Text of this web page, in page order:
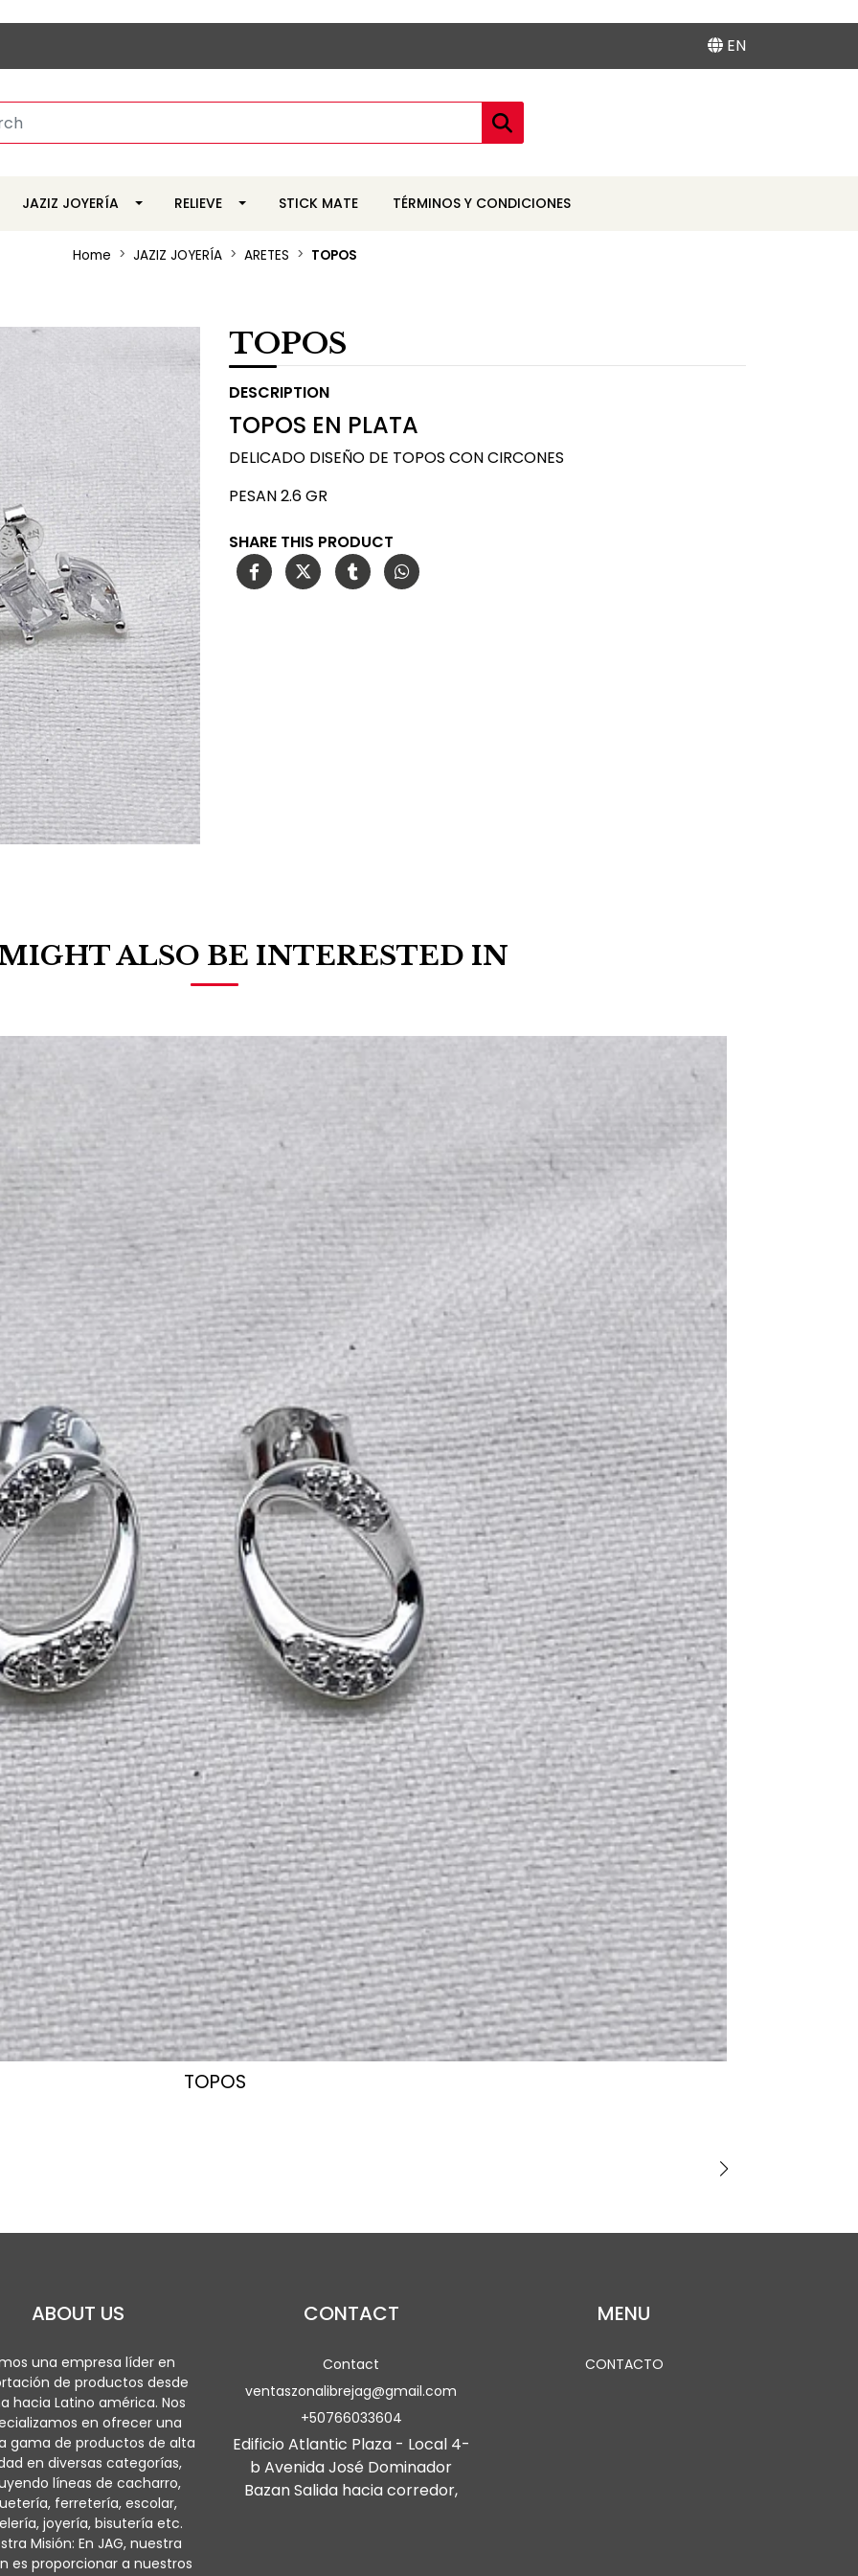
EN
JAZIZ JOYERÍA RELIEVE STICK MATE TÉRMINOS Y CONDICIONES
Home JAZIZ JOYERÍA ARETES TOPOS
TOPOS
DESCRIPTION
TOPOS EN PLATA
DELICADO DISEÑO DE TOPOS CON CIRCONES
PESAN 2.6 GR
SHARE THIS PRODUCT
ALSO BE INTERESTED IN
TOPOS
ABOUT US
una empresa líder en
de productos desde
hacia Latino américa. Nos
en ofrecer una
gama de productos de alta
en diversas categorías,
líneas de cacharro,
ferretería, escolar,
joyería, bisutería etc.
Misión: En JAG, nuestra
es proporcionar a nuestros
CONTACT
Contact
ventaszonalibrejag@gmail.com
+50766033604
Edificio Atlantic Plaza - Local 4-
b Avenida José Dominador
Bazan Salida hacia corredor,
MENU
CONTACTO